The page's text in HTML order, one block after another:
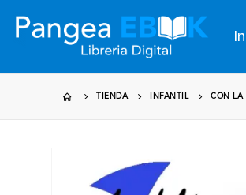
TIENDA INFANTIL CON LA